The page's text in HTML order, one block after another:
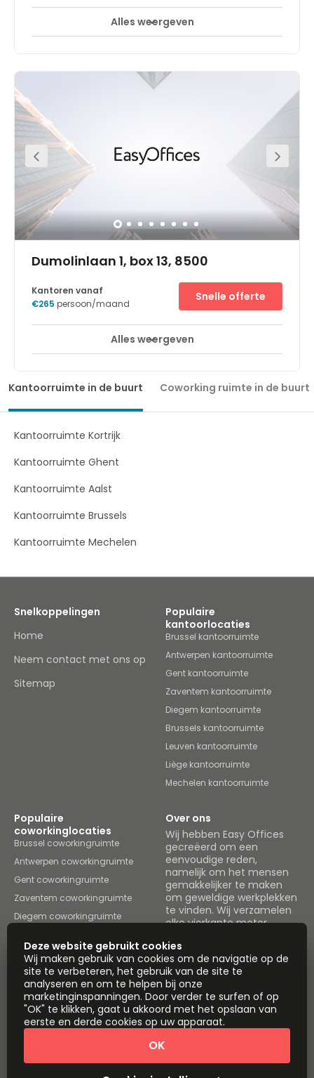
Break-Out Ruimtes Stadscentrum
hart van West-Vlaanderen, gelegen aan afrit 6 van de
E403/A17 (Kortrijk – Brugge) en de Rijksweg N36. Kortom
Roeselare-Kortrijk wordt sinds jaar en dag gekenmerkt
door een uitzonderlijke economische dynamiek en een
echt pro-business attitude. Het center is omgeven door
andere bedrijven en KMO's waardoor er verschillende
mogelijkheden tot samenwerking zijn. U bevindt zich in
dezelfde omgeving als tal van belangrijke bedrijven
zoals Vandemoortele, Roularta, Unilin, Skyline
Communications, Soubry en verschillende anderen.Het
center bevindt zich op de gelijkvloers en 1ste verdieping
van een gloednieuw en ultramodern gebouw.
Alles weergeven
Dumolinlaan 1, box 13, 8500
Break-Out Ruimtes Stadscentrum
tweede verdieping in dit stijlvolle en moderne gebouw in
zich in een bedrijvenpark op een boogscheut van het
businesscenter hoort een terras met uitzicht op een
licht. U kunt zowel Europese banken als innovatieve
De werkplek ligt nabij de R8, de ring rond Kortrijk, met
en de E403 richting Doornik-Brugge, en vanwaar u verder
bushaltes op 200 m. Het treinstation ligt slechts op 2 km
van Kortrijk en de middeleeuwse Artillerietoren.
Kantoren vanaf
€265 persoon/maand
Snelle offerte
Alles weergeven
Kantoorruimte in de buurt Coworking ruimte in de buurt
Kantoorruimte Kortrijk
Kantoorruimte Ghent
Kantoorruimte Aalst
Kantoorruimte Brussels
Kantoorruimte Mechelen
Snelkoppelingen
Home
Neem contact met ons op
Sitemap
Populaire
kantoorlocaties
Brussel kantoorruimte
Antwerpen kantoorruimte
Gent kantoorruimte
Zaventem kantoorruimte
Diegem kantoorruimte
Brussels kantoorruimte
Leuven kantoorruimte
Liège kantoorruimte
Mechelen kantoorruimte
Populaire
coworkinglocaties
Brussel coworkingruimte
Antwerpen coworkingruimte
Gent coworkingruimte
Zaventem coworkingruimte
Diegem coworkingruimte
Leuven coworkingruimte
Liège coworkingruimte
Mechelen coworkingruimte
Over ons
Wij hebben Easy Offices
gecreëerd om een
eenvoudige reden,
namelijk om het mensen
gemakkelijker te maken
om geweldige werkplekken
te vinden. Wij verzamelen
elke vierkante meter
brengen het allemaal
onder één dak.
Ruimtes bekijken
Instant Offices
Coworker
The Instant Group
Coworkintel
Deze website gebruikt cookies
Wij maken gebruik van cookies om de navigatie op de
site te verbeteren, het gebruik van de site te
analyseren en om te helpen bij onze
marketinginspanningen. Door verder te surfen of op
"OK" te klikken, gaat u akkoord met het opslaan van
eerste en derde cookies op uw apparaat.
OK